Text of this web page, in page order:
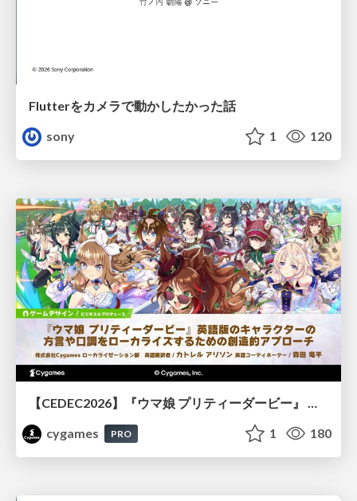
Flutterをカメラで動かしたかった話
sony
1 120
cygames
PRO 1 180